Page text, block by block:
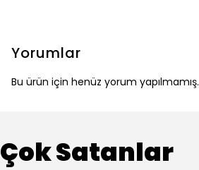
Yorumlar
Bu ürün için henüz yorum yapılmamış.
Çok Satanlar